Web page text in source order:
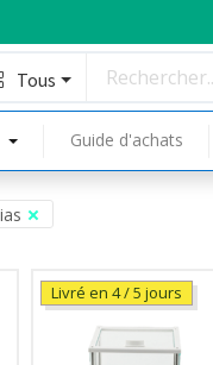
Tous
Guide d'achats
Livré en 4 / 5 jours